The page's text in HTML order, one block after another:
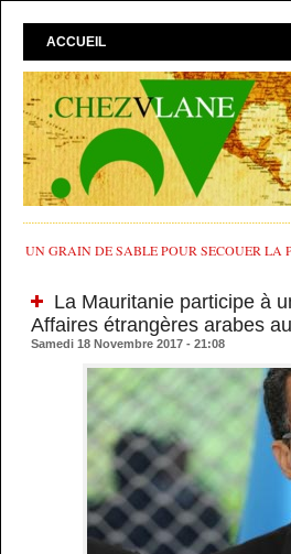
ACCUEIL
UN GRAIN DE SABLE POUR SECOUER LA
La Mauritanie participe à
Affaires étrangères arabes
Samedi 18 Novembre 2017 - 21:08